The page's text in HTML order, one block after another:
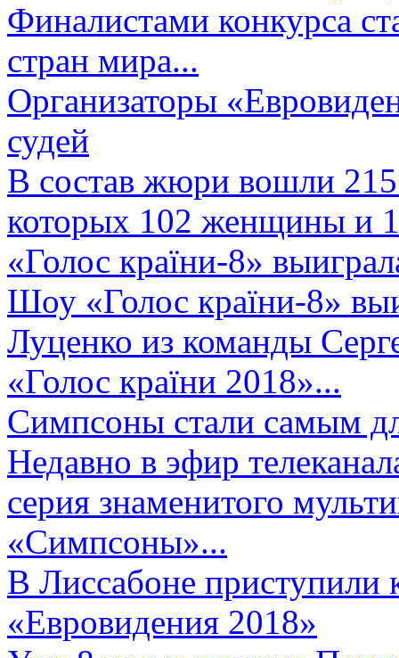
Финалистами конкурса
стран мира...
Организаторы
судей
В состав жюри вошли 215
которых 102 женщины и
«Голос країни-8»
Шоу «Голос країни-8»
Луценко из команды
«Голос країни 2018»...
Симпсоны стали самым
Недавно в эфир
серия знаменитого
«Симпсоны»...
В Лиссабоне приступили
«Евровидения 2018»